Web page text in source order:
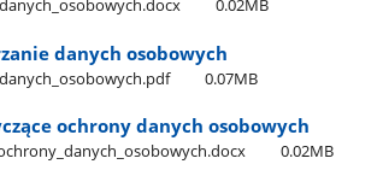
0.02MB
danych osobowych
0.07MB
ochrony danych osobowych
0.02MB